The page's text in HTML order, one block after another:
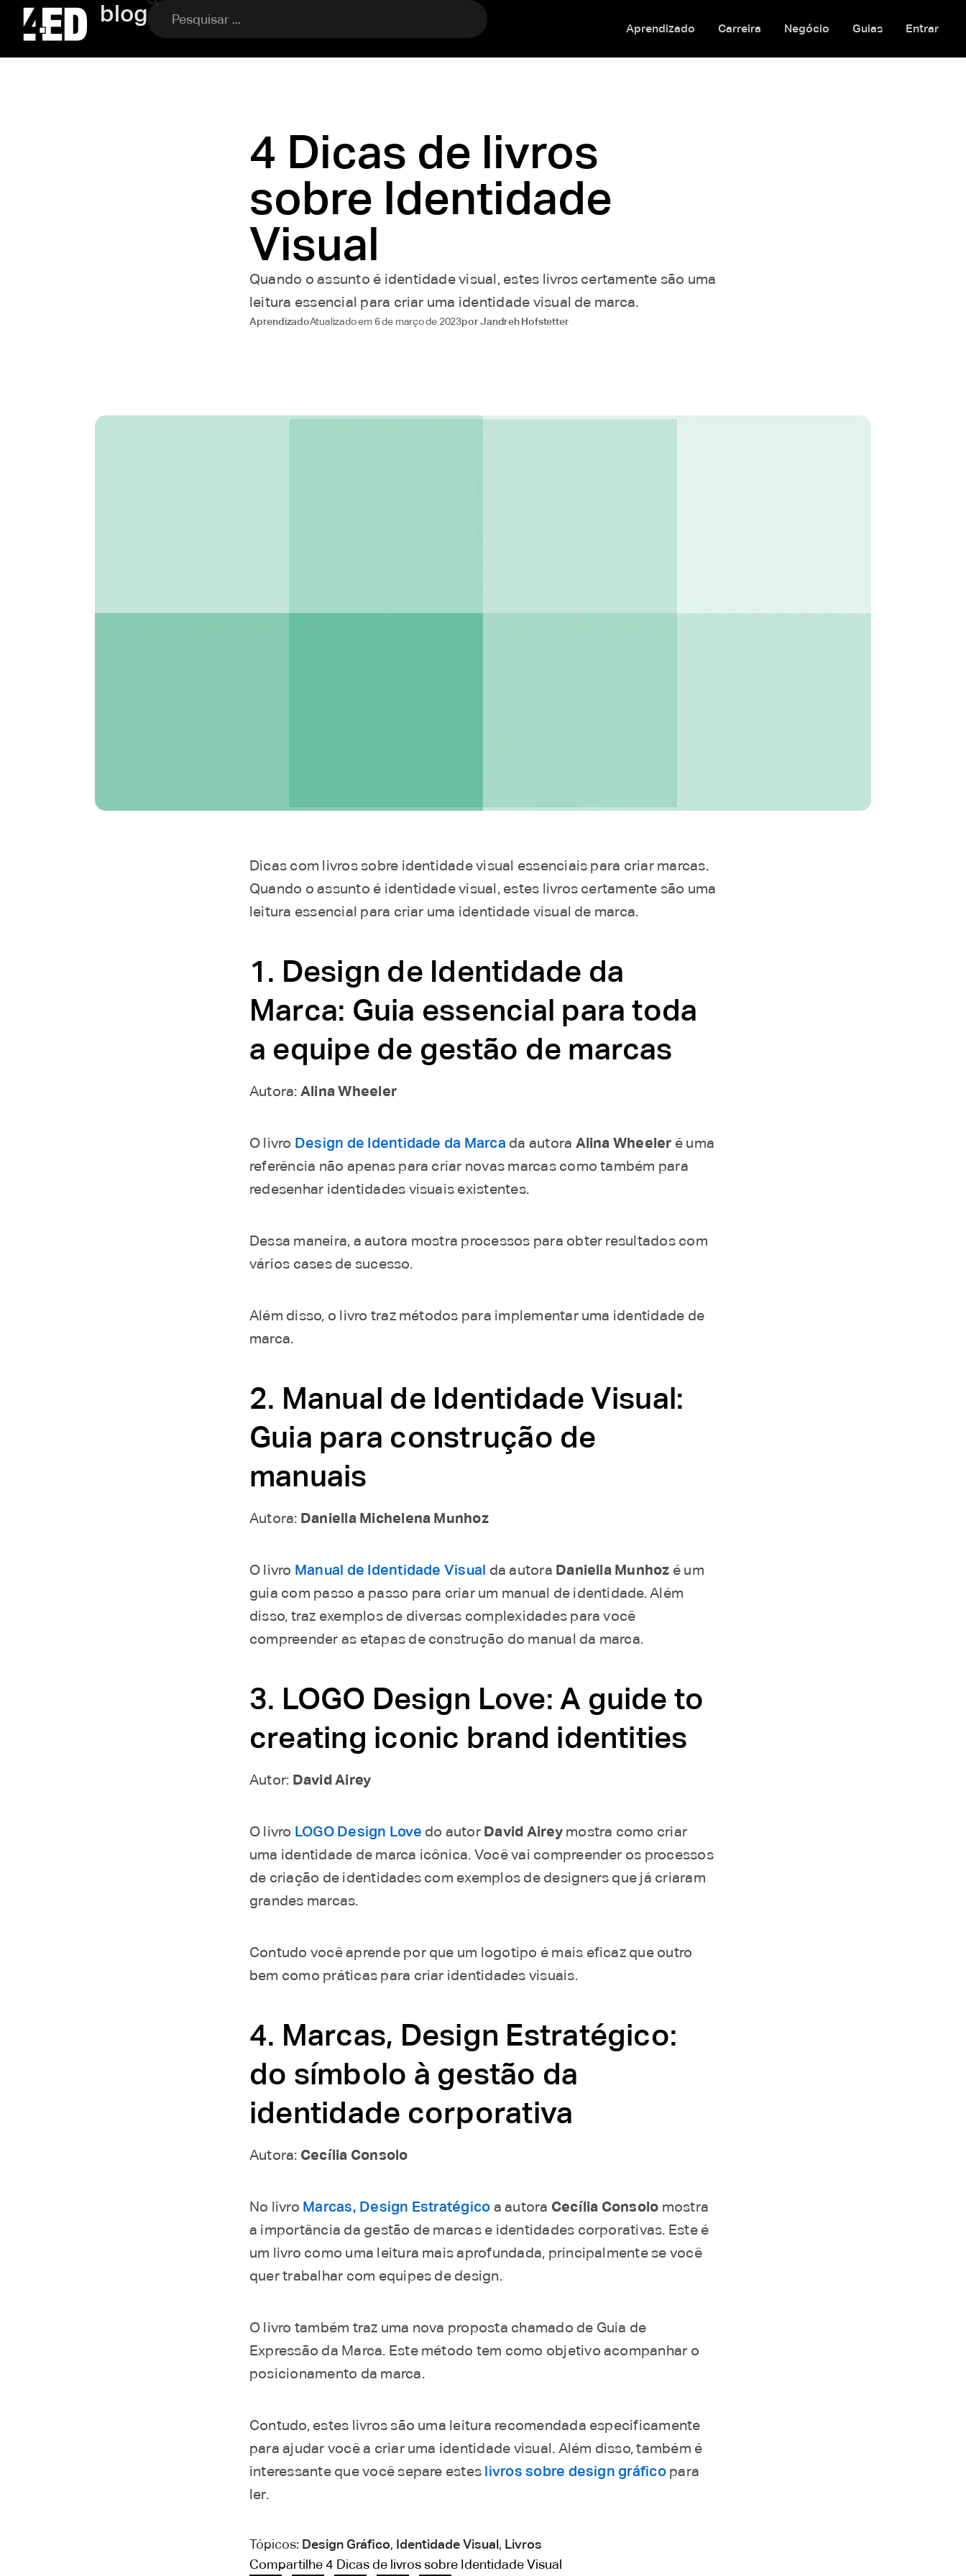
blog
Aprendizado Carreira Negócio Guias Entrar
4 Dicas de livros
sobre Identidade
Visual
Quando o assunto é identidade visual, estes livros certamente são uma
leitura essencial para criar uma identidade visual de marca.
AprendizadoAtualizado em 6 de março de 2023porJandreh Hofstetter
Dicas com livros sobre identidade visual essenciais para criar marcas.
Quando o assunto é identidade visual, estes livros certamente são uma
leitura essencial para criar uma identidade visual de marca.
1. Design de Identidade da
Marca: Guia essencial para toda
a equipe de gestão de marcas
Autora: Alina Wheeler
O livro Design de Identidade da Marca da autora Alina Wheeler é uma
referência não apenas para criar novas marcas como também para
redesenhar identidades visuais existentes.
Dessa maneira, a autora mostra processos para obter resultados com
vários cases de sucesso.
Além disso, o livro traz métodos para implementar uma identidade de
marca.
2. Manual de Identidade Visual:
Guia para construção de
manuais
Autora: Daniella Michelena Munhoz
O livro Manual de Identidade Visual da autora Daniella Munhoz é um
guia com passo a passo para criar um manual de identidade. Além
disso, traz exemplos de diversas complexidades para você
compreender as etapas de construção do manual da marca.
3. LOGO Design Love: A guide to
creating iconic brand identities
Autor: David Airey
O livro LOGO Design Love do autor David Aireymostra como criar
uma identidade de marca icônica. Você vai compreender os processos
de criação de identidades com exemplos de designers que já criaram
grandes marcas.
Contudo você aprende por que um logotipo é mais eficaz que outro
bem como práticas para criar identidades visuais.
4. Marcas, Design Estratégico:
do símbolo à gestão da
identidade corporativa
Autora: Cecília Consolo
No livro Marcas, Design Estratégico a autora Cecília Consolo mostra
a importância da gestão de marcas e identidades corporativas. Este é
um livro como uma leitura mais aprofundada, principalmente se você
quer trabalhar com equipes de design.
O livro também traz uma nova proposta chamado de Guia de
Expressão da Marca. Este método tem como objetivo acompanhar o
posicionamento da marca.
Contudo, estes livros são uma leitura recomendada especificamente
para ajudar você a criar uma identidade visual. Além disso, também é
interessante que você separe estes livros sobre design gráficopara
ler.
Tópicos: Design Gráfico, Identidade Visual, Livros
Compartilhe 4 Dicas de livros sobre Identidade Visual